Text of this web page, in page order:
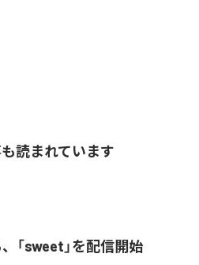
読まれています
「sweet」を配信開始